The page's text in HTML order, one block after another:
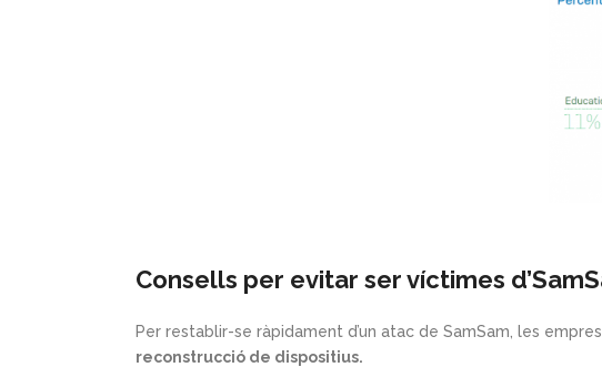
Consells per evitar ser víctimes
Per restablir-se ràpidament d’un atac de SamSam, les
reconstrucció de dispositius.